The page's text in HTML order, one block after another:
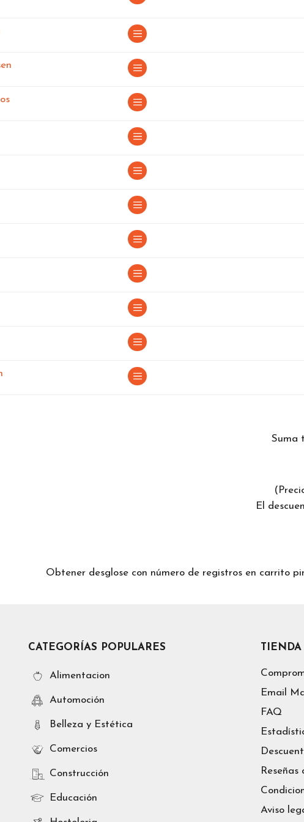
en Lerida
en Lerida
Lerida
Lerida
Suma
El
Obtener desglose con número de registros en carrito
CATEGORÍAS POPULARES
Alimentacion
Automoción
Belleza y Estética
Comercios
Construcción
Educación
TIENDA
Email
FAQ
Reseñas
Aviso